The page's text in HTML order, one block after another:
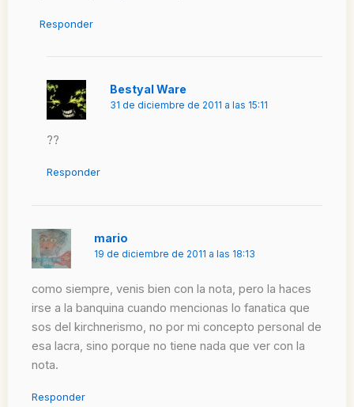
Responder
Bestyal Ware
31 de diciembre de 2011 a las 15:11
??
Responder
mario
19 de diciembre de 2011 a las 18:13
como siempre, venis bien con la nota, pero la haces
irse a la banquina cuando mencionas lo fanatica que
sos del kirchnerismo, no por mi concepto personal de
esa lacra, sino porque no tiene nada que ver con la
nota.
Responder